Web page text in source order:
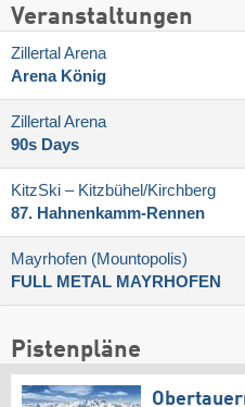
Veranstaltungen
Zillertal Arena
Arena König
Zillertal Arena
90s Days
KitzSki – Kitzbühel/​Kirchberg
87. Hahnenkamm-Rennen
Mayrhofen (Mountopolis)
FULL METAL MAYRHOFEN
Pistenpläne